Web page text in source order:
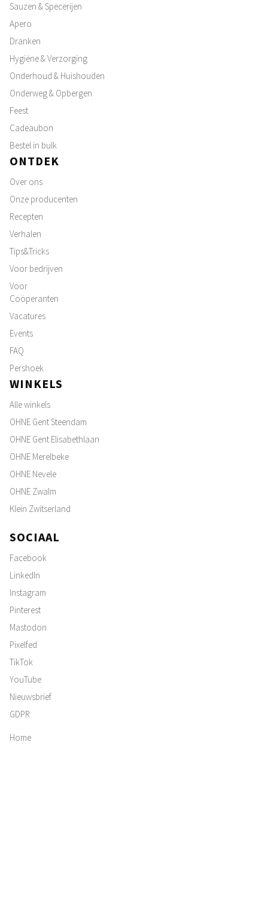
Sauzen & Specerijen
Apero
Dranken
Hygiëne & Verzorging
Onderhoud & Huishouden
Onderweg & Opbergen
Feest
Cadeaubon
Bestel in bulk
ONTDEK
Over ons
Onze producenten
Recepten
Verhalen
Tips&Tricks
Voor bedrijven
Voor
Coöperanten
Vacatures
Events
FAQ
Pershoek
WINKELS
Alle winkels
OHNE Gent Steendam
OHNE Gent Elisabethlaan
OHNE Merelbeke
OHNE Nevele
OHNE Zwalm
Klein Zwitserland
SOCIAAL
Facebook
LinkedIn
Instagram
Pinterest
Mastodon
Pixelfed
TikTok
YouTube
Nieuwsbrief
GDPR
Home